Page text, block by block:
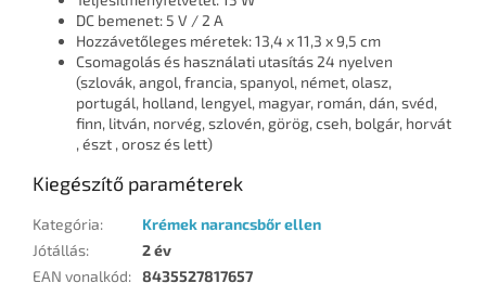
DC bemenet: 5 V / 2 A
Hozzávetőleges méretek: 13,4 x 11,3 x 9,5 cm
Csomagolás és használati utasítás 24 nyelven
(szlovák, angol, francia, spanyol, német, olasz,
portugál, holland, lengyel, magyar, román, dán, svéd,
finn, litván, norvég, szlovén, görög, cseh, bolgár, horvát
, észt , orosz és lett)
Kiegészítő paraméterek
Kategória:
Krémek narancsbőr ellen
Jótállás:
2 év
EAN vonalkód: 8435527817657